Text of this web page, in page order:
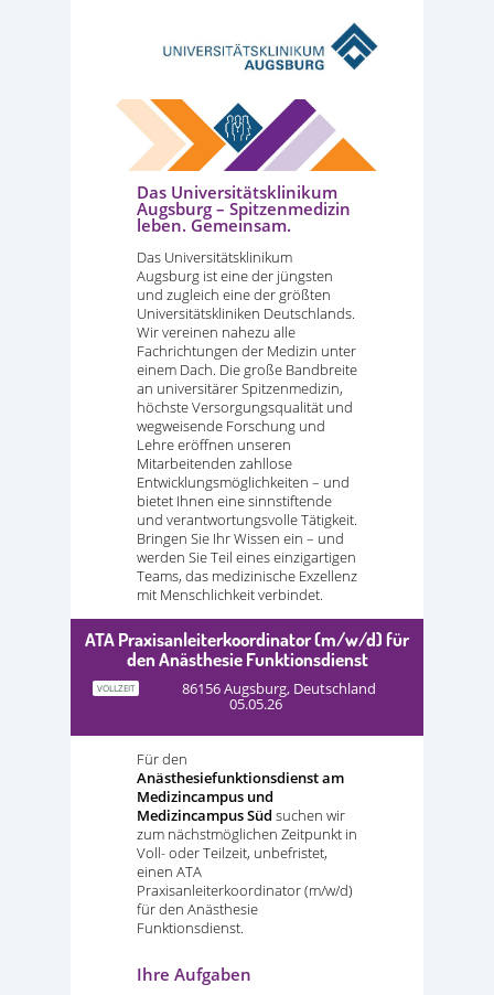
Das Universitätsklinikum
Augsburg – Spitzenmedizin
leben. Gemeinsam.
Das Universitätsklinikum
Augsburg ist eine der jüngsten
und zugleich eine der größten
Universitätskliniken Deutschlands.
Wir vereinen nahezu alle
Fachrichtungen der Medizin unter
einem Dach. Die große Bandbreite
an universitärer Spitzenmedizin,
höchste Versorgungsqualität und
wegweisende Forschung und
Lehre eröffnen unseren
Mitarbeitenden zahllose
Entwicklungsmöglichkeiten – und
bietet Ihnen eine sinnstiftende
und verantwortungsvolle Tätigkeit.
Bringen Sie Ihr Wissen ein – und
werden Sie Teil eines einzigartigen
Teams, das medizinische Exzellenz
mit Menschlichkeit verbindet.
ATA Praxisanleiterkoordinator (m/w/d) für
den Anästhesie Funktionsdienst
VOLLZEIT 86156 Augsburg, Deutschland
05.05.26
Für den
Anästhesiefunktionsdienst am
Medizincampus und
Medizincampus Süd suchen wir
zum nächstmöglichen Zeitpunkt in
Voll- oder Teilzeit, unbefristet,
einen ATA
Praxisanleiterkoordinator (m/w/d)
für den Anästhesie
Funktionsdienst.
Ihre Aufgaben